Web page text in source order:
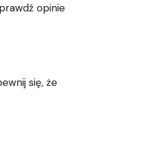
opinie
się, że